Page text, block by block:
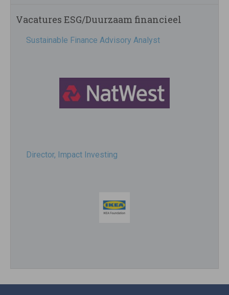
Vacatures ESG/Duurzaam financieel
Sustainable Finance Advisory Analyst
Director, Impact Investing
Impact consultant (manager)